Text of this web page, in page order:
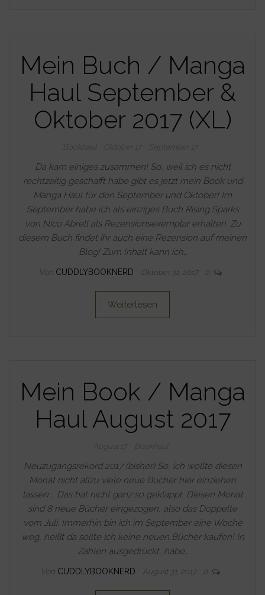
Mein Buch / Manga
Haul September &
Oktober 2017 (XL)
Bookhaul Oktober 17 September 17
Da kam einiges zusammen! So, weil ich es nicht
rechtzeitig geschafft habe gibt es jetzt mein Book und
Manga Haul für den September und Oktober! Im
September habe ich als einziges Buch Rising Sparks
von Nico Abrell als Rezensionsexemplar erhalten. Zu
diesem Buch findet ihr auch eine Rezension auf meinen
Blog! Zum Inhalt kann ich…
Von CUDDLYBOOKNERD Oktober 31, 2017 0
Weiterlesen
Mein Book / Manga
Haul August 2017
August 17 Bookhaul
Neuzugangsrekord 2017 (bisher) So, ich wollte diesen
Monat nicht allzu viele neue Bücher hier einziehen
lassen … Das hat nicht ganz so geklappt. Diesen Monat
sind 8 neue Bücher eingezogen, also das Doppelte
vom Juli. Immerhin bin ich im September eine Woche
weg, heißt da sollte ich keine neuen Bücher kaufen! In
Zahlen ausgedrückt, habe…
Von CUDDLYBOOKNERD August 31, 2017 0